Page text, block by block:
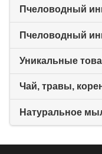
Пчеловодный
Уникальные
Чай, травы,
Натуральное